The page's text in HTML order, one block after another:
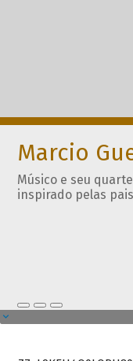
Marcio
Músico e seu
inspirado pelas